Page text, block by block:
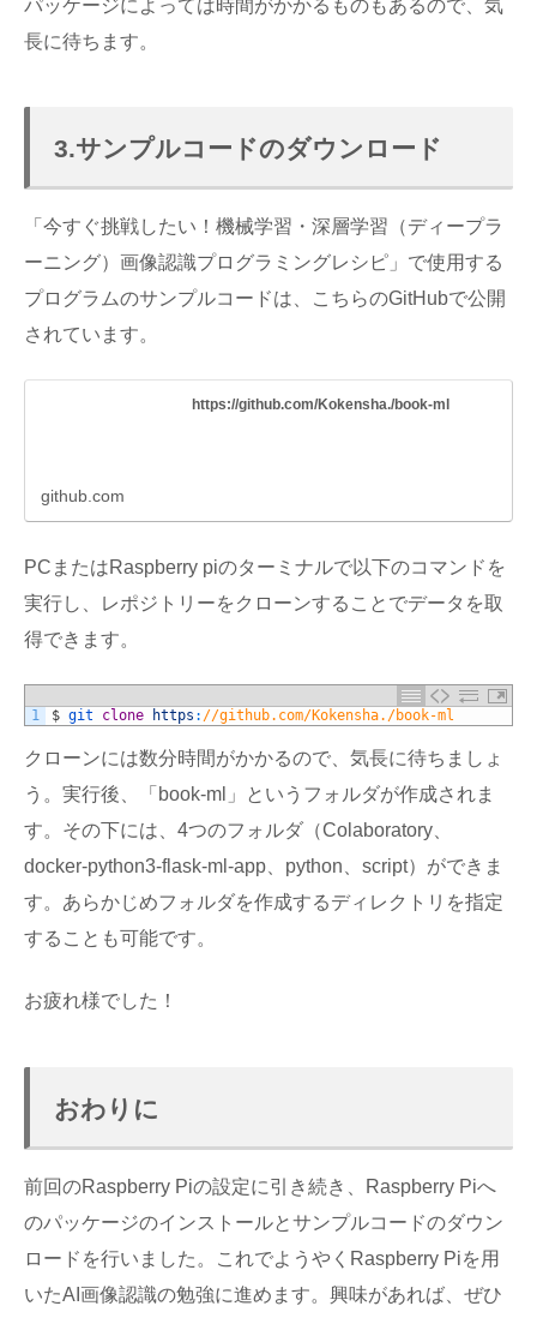
パッケージによっては時間がかかるものもあるので、気
長に待ちます。
3.サンプルコードのダウンロード
「今すぐ挑戦したい！機械学習・深層学習（ディープラ
ーニング）画像認識プログラミングレシピ」で使用する
プログラムのサンプルコードは、こちらのGitHubで公開
されています。
https://github.com/Kokensha./book-ml
github.com
PCまたはRaspberry piのターミナルで以下のコマンドを
実行し、レポジトリーをクローンすることでデータを取
得できます。
1 $ git clone https : //github.com/Kokensha./book-ml
クローンには数分時間がかかるので、気長に待ちましょ
う。実行後、「book-ml」というフォルダが作成されま
す。その下には、4つのフォルダ（Colaboratory、
docker-python3-flask-ml-app、python、script）ができま
す。あらかじめフォルダを作成するディレクトリを指定
することも可能です。
お疲れ様でした！
おわりに
前回のRaspberry Piの設定に引き続き、Raspberry Piへ
のパッケージのインストールとサンプルコードのダウン
ロードを行いました。これでようやくRaspberry Piを用
いたAI画像認識の勉強に進めます。興味があれば、ぜひ